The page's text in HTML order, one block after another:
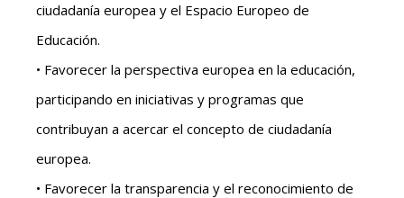
ciudadanía europea y el Espacio Europeo de
Educación.
• Favorecer la perspectiva europea en la educación,
participando en iniciativas y programas que
contribuyan a acercar el concepto de ciudadanía
europea.
• Favorecer la transparencia y el reconocimiento de